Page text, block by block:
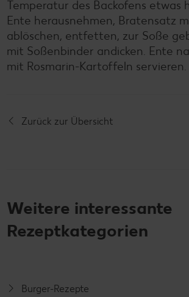
Temperatur des Backofens etwas
Ente herausnehmen, Bratensatz
ablöschen, entfetten, zur Soße
mit Soßenbinder andicken. Ente
mit Rosmarin-Kartoffeln servieren.
Zurück zur Übersicht
Weitere interessante
Rezeptkategorien
Burger-Rezepte